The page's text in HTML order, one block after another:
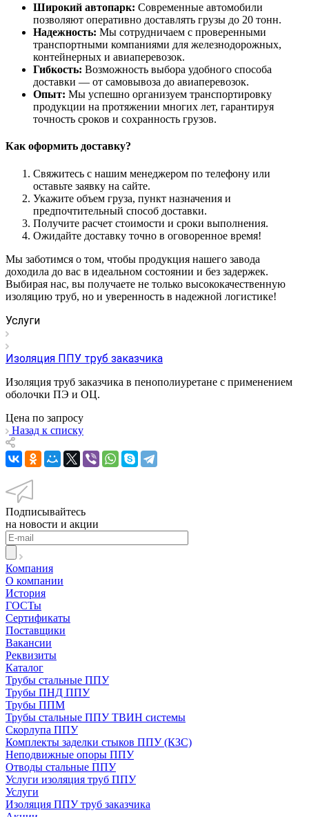
Широкий автопарк: Современные автомобили
позволяют оперативно доставлять грузы до 20 тонн.
Надежность: Мы сотрудничаем с проверенными
транспортными компаниями для железнодорожных,
контейнерных и авиаперевозок.
Гибкость: Возможность выбора удобного способа
доставки — от самовывоза до авиаперевозок.
Опыт: Мы успешно организуем транспортировку
продукции на протяжении многих лет, гарантируя
точность сроков и сохранность грузов.
Как оформить доставку?
Свяжитесь с нашим менеджером по телефону или
оставьте заявку на сайте.
Укажите объем груза, пункт назначения и
предпочтительный способ доставки.
Получите расчет стоимости и сроки выполнения.
Ожидайте доставку точно в оговоренное время!
Мы заботимся о том, чтобы продукция нашего завода
доходила до вас в идеальном состоянии и без задержек.
Выбирая нас, вы получаете не только высококачественную
изоляцию труб, но и уверенность в надежной логистике!
Услуги
Изоляция ППУ труб заказчика
Изоляция труб заказчика в пенополиуретане с применением
оболочки ПЭ и ОЦ.
Цена по запросу
Назад к списку
Подписывайтесь
на новости и акции
Компания
О компании
История
ГОСТы
Сертификаты
Поставщики
Вакансии
Реквизиты
Каталог
Трубы стальные ППУ
Трубы ПНД ППУ
Трубы ППМ
Трубы стальные ППУ ТВИН системы
Скорлупа ППУ
Комплекты заделки стыков ППУ (КЗС)
Неподвижные опоры ППУ
Отводы стальные ППУ
Услуги изоляция труб ППУ
Услуги
Изоляция ППУ труб заказчика